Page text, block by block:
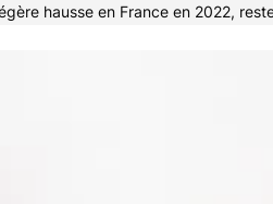
hausse en France en 2022,